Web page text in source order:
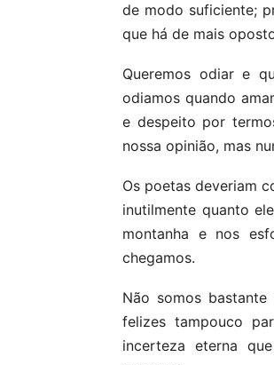
de modo suficiente;
que há de mais
Queremos odiar e
odiamos quando
e despeito por
nossa opinião, mas
Os poetas deveriam
inutilmente quanto
montanha e nos
chegamos.
Não somos
felizes tampouco
incerteza eterna